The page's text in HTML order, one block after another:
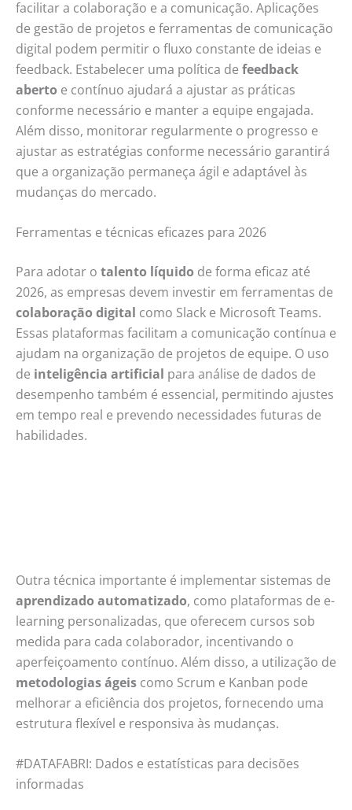
facilitar a colaboração e a comunicação. Aplicações
de gestão de projetos e ferramentas de comunicação
digital podem permitir o fluxo constante de ideias e
feedback. Estabelecer uma política de feedback
aberto e contínuo ajudará a ajustar as práticas
conforme necessário e manter a equipe engajada.
Além disso, monitorar regularmente o progresso e
ajustar as estratégias conforme necessário garantirá
que a organização permaneça ágil e adaptável às
mudanças do mercado.
Ferramentas e técnicas eficazes para 2026
Para adotar o talento líquido de forma eficaz até
2026, as empresas devem investir em ferramentas de
colaboração digital como Slack e Microsoft Teams.
Essas plataformas facilitam a comunicação contínua e
ajudam na organização de projetos de equipe. O uso
de inteligência artificial para análise de dados de
desempenho também é essencial, permitindo ajustes
em tempo real e prevendo necessidades futuras de
habilidades.
Outra técnica importante é implementar sistemas de
aprendizado automatizado, como plataformas de e-
learning personalizadas, que oferecem cursos sob
medida para cada colaborador, incentivando o
aperfeiçoamento contínuo. Além disso, a utilização de
metodologias ágeis como Scrum e Kanban pode
melhorar a eficiência dos projetos, fornecendo uma
estrutura flexível e responsiva às mudanças.
#DATAFABRI: Dados e estatísticas para decisões
informadas